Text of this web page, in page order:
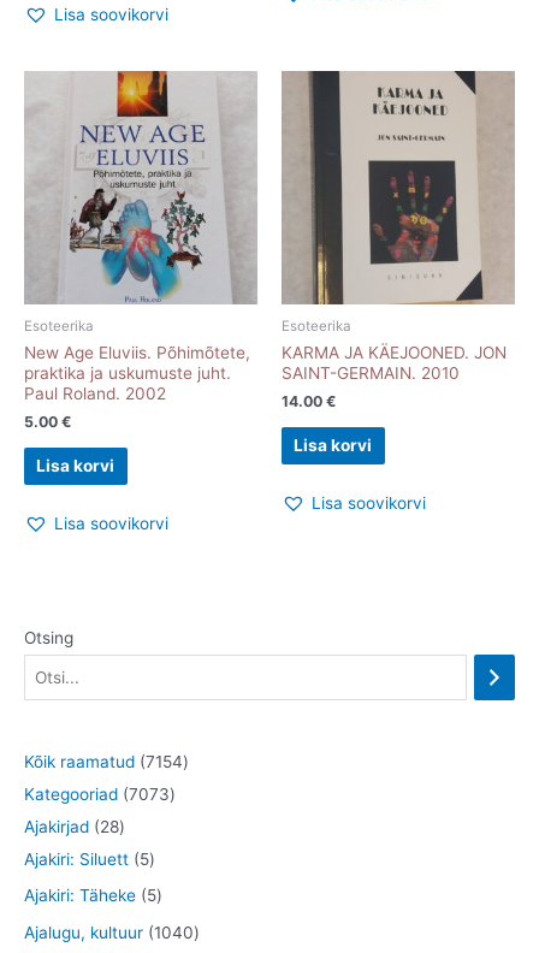
Lisa soovikorvi
Esoteerika
New Age Eluviis. Põhimõtete,
praktika ja uskumuste juht.
Paul Roland. 2002
5.00 €
Lisa korvi
Lisa soovikorvi
Esoteerika
KARMA JA KÄEJOONED. JON
SAINT-GERMAIN. 2010
14.00 €
Lisa korvi
Lisa soovikorvi
Otsing
Kõik raamatud 71547
o
Kategooriad 70737
Ajakirjad 282
8
t
Ajakiri: Siluett 55
t
o
Ajakiri: Täheke 55
t
Ajalugu, kultuur 10401